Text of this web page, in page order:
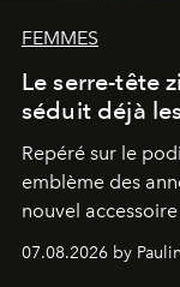
FEMMES
Le serre-tête
séduit déjà
Repéré sur le
emblème des
nouvel
s'arrachent déjà.
07.08.2026 by